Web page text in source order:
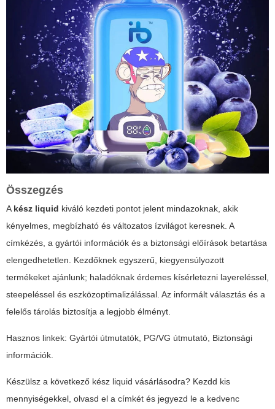
Összegzés
A kész liquid kiváló kezdeti pontot jelent mindazoknak, akik
kényelmes, megbízható és változatos ízvilágot keresnek. A
címkézés, a gyártói információk és a biztonsági előírások betartása
elengedhetetlen. Kezdőknek egyszerű, kiegyensúlyozott
termékeket ajánlunk; haladóknak érdemes kísérletezni layereléssel,
steepeléssel és eszközoptimalizálással. Az informált választás és a
felelős tárolás biztosítja a legjobb élményt.
Hasznos linkek: Gyártói útmutatók PG/VG útmutató Biztonsági
információk
Készülsz a következő kész liquid vásárlásodra? Kezdd kis
mennyiségekkel, olvasd el a címkét és jegyezd le a kedvenc